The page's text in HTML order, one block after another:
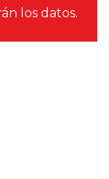
los datos.